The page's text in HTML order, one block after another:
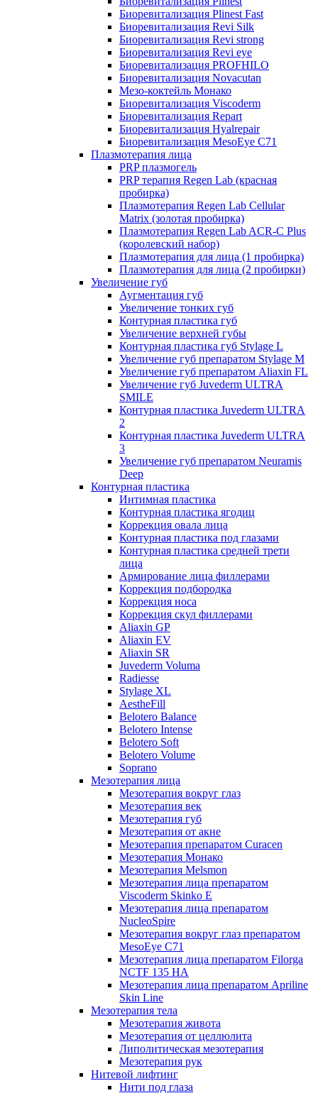
Биоревитализация Plinest Fast
Биоревитализация Revi Silk
Биоревитализация Revi strong
Биоревитализация Revi eye
Биоревитализация PROFHILO
Биоревитализация Novacutan
Мезо-коктейль Монако
Биоревитализация Viscoderm
Биоревитализация Repart
Биоревитализация Hyalrepair
Биоревитализация MesoEye C71
Плазмотерапия лица
PRP плазмогель
PRP терапия Regen Lab (красная
пробирка)
Плазмотерапия Regen Lab Cellular
Matrix (золотая пробирка)
Плазмотерапия Regen Lab ACR-C Plus
(королевский набор)
Плазмотерапия для лица (1 пробирка)
Плазмотерапия для лица (2 пробирки)
Увеличение губ
Аугментация губ
Увеличение тонких губ
Контурная пластика губ
Увеличение верхней губы
Контурная пластика губ Stylage L
Увеличение губ препаратом Stylage M
Увеличение губ препаратом Aliaxin FL
Увеличение губ Juvederm ULTRA
SMILE
Контурная пластика Juvederm ULTRA
2
Контурная пластика Juvederm ULTRA
3
Увеличение губ препаратом Neuramis
Deep
Контурная пластика
Интимная пластика
Контурная пластика ягодиц
Коррекция овала лица
Контурная пластика под глазами
Контурная пластика средней трети
лица
Армирование лица филлерами
Коррекция подбородка
Коррекция носа
Коррекция скул филлерами
Aliaxin GP
Aliaxin EV
Aliaxin SR
Juvederm Voluma
Radiesse
Stylage XL
AestheFill
Belotero Balance
Belotero Intense
Belotero Soft
Belotero Volume
Soprano
Мезотерапия лица
Мезотерапия вокруг глаз
Мезотерапия век
Мезотерапия губ
Мезотерапия от акне
Мезотерапия препаратом Curacen
Мезотерапия Монако
Мезотерапия Melsmon
Мезотерапия лица препаратом
Viscoderm Skinko E
Мезотерапия лица препаратом
NucleoSpire
Мезотерапия вокруг глаз препаратом
MesoEye С71
Мезотерапия лица препаратом Filorga
NCTF 135 HA
Мезотерапия лица препаратом Apriline
Skin Line
Мезотерапия тела
Мезотерапия живота
Мезотерапия от целлюлита
Липолитическая мезотерапия
Мезотерапия рук
Нитевой лифтинг
Нити под глаза